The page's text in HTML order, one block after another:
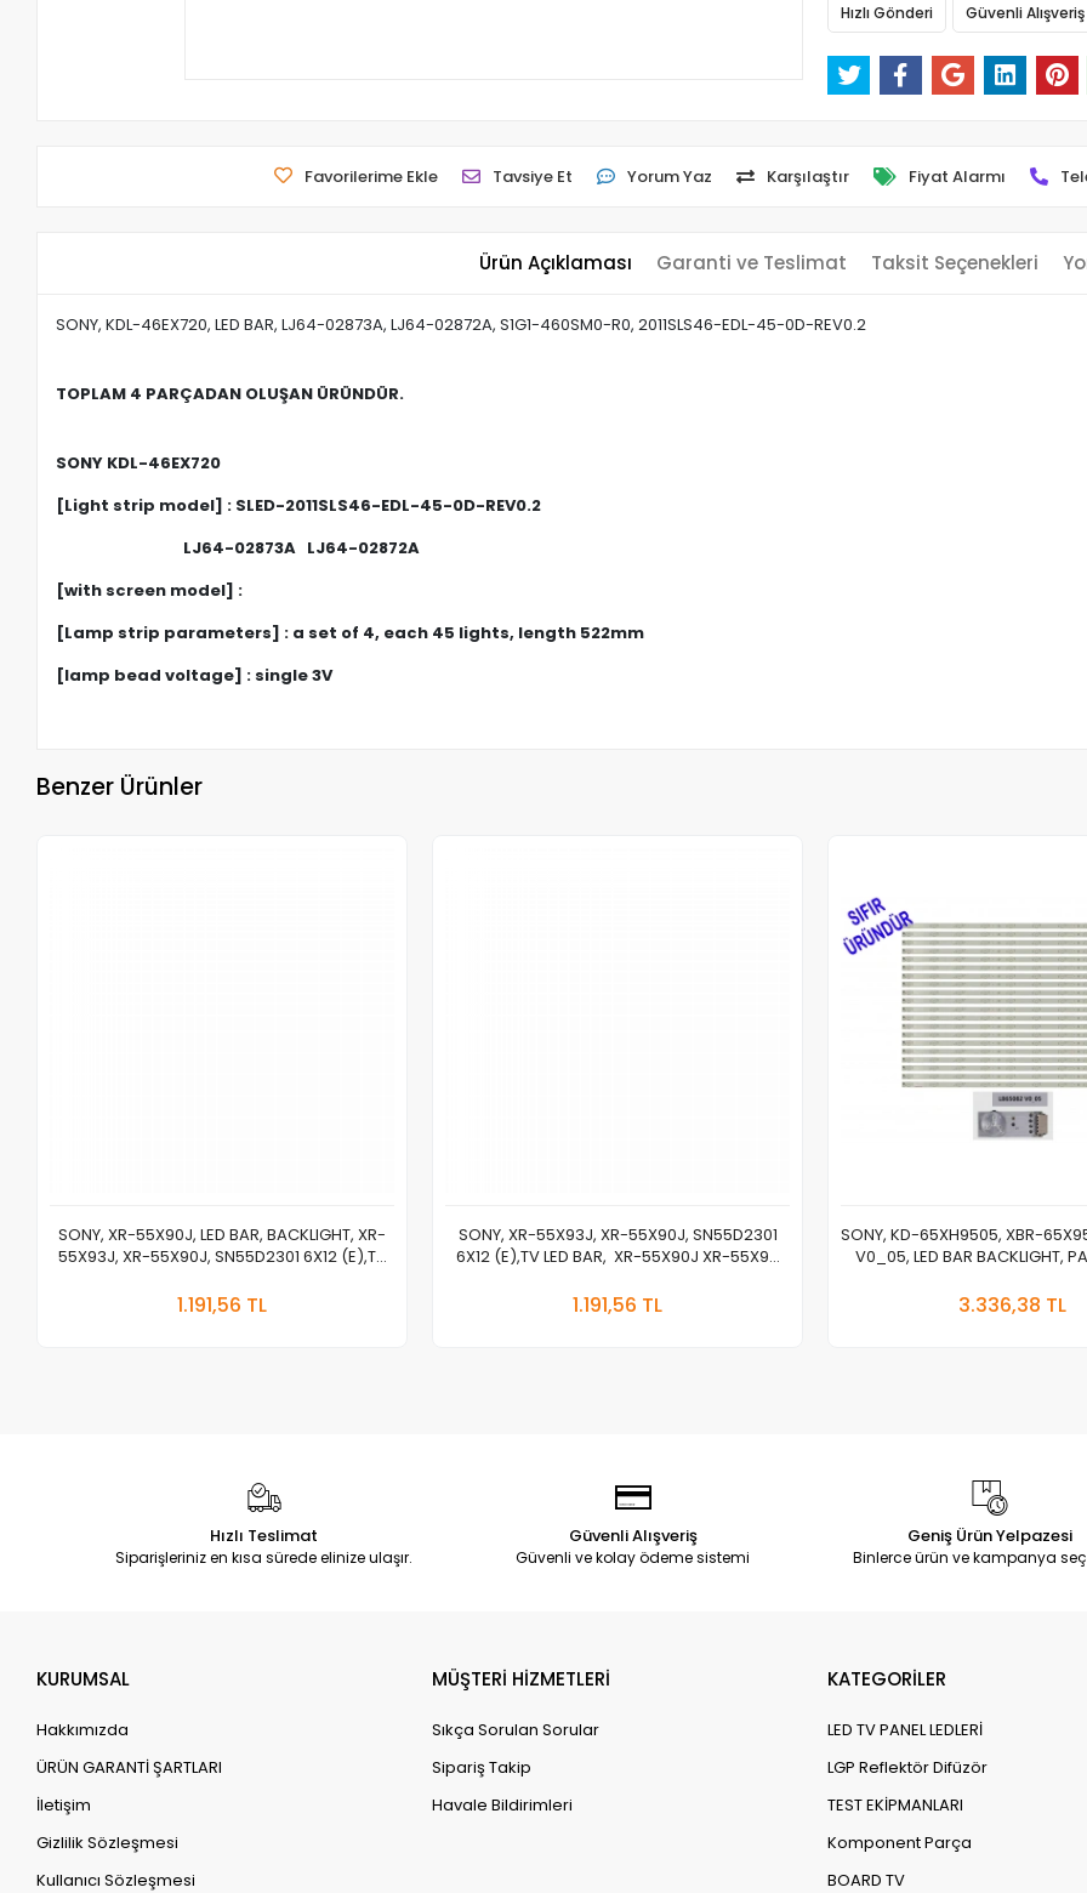
Hızlı Gönderi Güvenli Alışveriş
Favorilerime Ekle Tavsiye Et Yorum Yaz Karşılaştır Fiyat Alarmı
Ürün Açıklaması Garanti ve Teslimat Taksit Seçenekleri
SONY, KDL-46EX720, LED BAR, LJ64-02873A, LJ64-02872A, S1G1-460SM0-R0, 2011SLS46-EDL-45-0D-REV0.2
TOPLAM 4 PARÇADAN OLUŞAN ÜRÜNDÜR.
SONY KDL-46EX720
[Light strip model] : SLED-2011SLS46-EDL-45-0D-REV0.2
LJ64-02873A LJ64-02872A
[with screen model] :
[Lamp strip parameters] : a set of 4, each 45 lights, length 522mm
[lamp bead voltage] : single 3V
Benzer Ürünler
SONY, XR-55X90J, LED BAR, BACKLIGHT, XR-
55X93J, XR-55X90J, SN55D2301 6X12 (E),TV
1.191,56 TL
SONY, XR-55X93J, XR-55X90J, SN55D2301
6X12 (E),TV LED BAR, XR-55X90J XR-55X9D
1.191,56 TL
SONY, KD-65XH9505, XBR-
V0_05, LED BAR BACKLIGHT,
3.336,38 TL
Hızlı Teslimat
Siparişleriniz en kısa sürede elinize ulaşır.
Güvenli Alışveriş
Güvenli ve kolay ödeme sistemi
Geniş Ürün Yelpazesi
Binlerce ürün ve kampanya
KURUMSAL
Hakkımızda
ÜRÜN GARANTİ ŞARTLARI
İletişim
Gizlilik Sözleşmesi
Kullanıcı Sözleşmesi
MÜŞTERİ HİZMETLERİ
Sıkça Sorulan Sorular
Sipariş Takip
Havale Bildirimleri
KATEGORİLER
LED TV PANEL LEDLERİ
LGP Reflektör Difüzör
TEST EKİPMANLARI
Komponent Parça
BOARD TV